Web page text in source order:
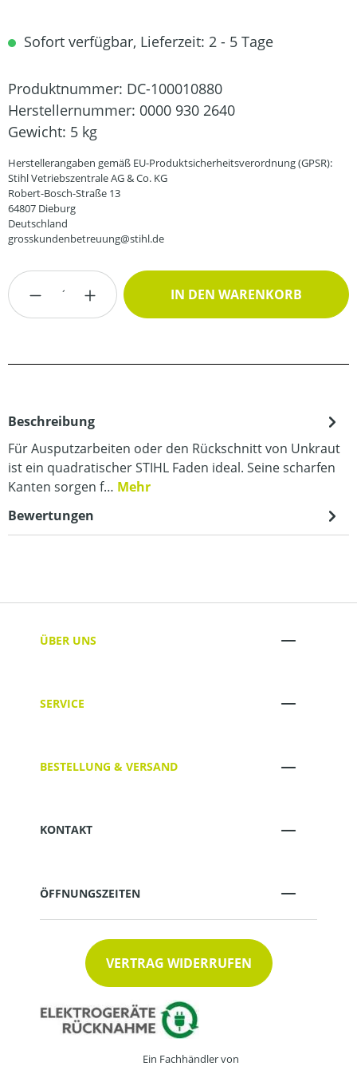
Sofort verfügbar, Lieferzeit: 2 - 5 Tage
Produktnummer: DC-100010880
Herstellernummer: 0000 930 2640
Gewicht: 5 kg
Herstellerangaben gemäß EU-Produktsicherheitsverordnung (GPSR):
Stihl Vetriebszentrale AG & Co. KG
Robert-Bosch-Straße 13
64807 Dieburg
Deutschland
grosskundenbetreuung@stihl.de
Produkt Anzahl: Gib den gewünschten
IN DEN WARENKORB
Beschreibung
Für Ausputzarbeiten oder den Rückschnitt von Unkraut
ist ein quadratischer STIHL Faden ideal. Seine scharfen
Kanten sorgen f… Mehr
Bewertungen
ÜBER UNS
SERVICE
BESTELLUNG & VERSAND
KONTAKT
ÖFFNUNGSZEITEN
VERTRAG WIDERRUFEN
Ein Fachhändler von